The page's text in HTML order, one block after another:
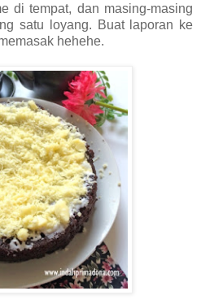
di tempat, dan masing-masing
satu loyang. Buat laporan ke
hehehe.